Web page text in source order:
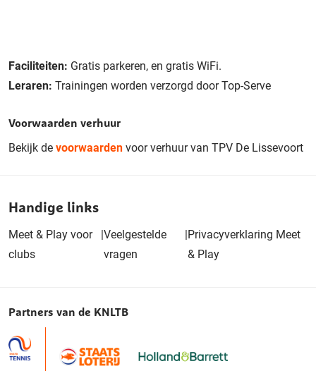
Faciliteiten: Gratis parkeren, en gratis WiFi.
Leraren: Trainingen worden verzorgd door Top-Serve
Voorwaarden verhuur
Bekijk de voorwaarden voor verhuur van TPV De Lissevoort
Handige links
Meet & Play voor
clubs
|Veelgestelde
vragen
|Privacyverklaring Meet
& Play
Partners van de KNLTB